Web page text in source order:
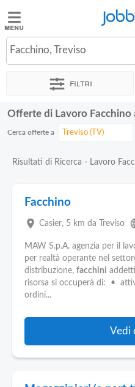
Jobbydoo
Offerte
Stipendi
Elenco
Pubblica
Offerte
Aziende
Facchino, Treviso
Filtri
Offerte di Lavoro Facchino
Cerca offerte a
Risultati di Ricerca - Lavoro
Facchino
place Casier, 5 km da Treviso
MAW S.p.A. agenzia per il
per realtà operante nel
distribuzione, facchini
risorsa si occuperà di: •
ordini...
Vedi